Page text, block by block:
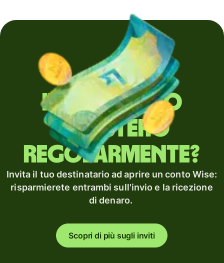
Invii denaro
all'estero
regolarmente?
Invita il tuo destinatario ad aprire un conto Wise:
risparmierete entrambi sull'invio e la ricezione
di denaro.
Scopri di più sugli inviti